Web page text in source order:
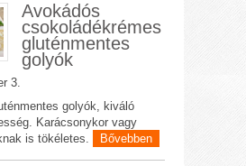
Avokádós
csokoládékrémes
gluténmentes
golyók
3.
golyók, kiváló
Karácsonykor vagy
is tökéletes.
Bővebben